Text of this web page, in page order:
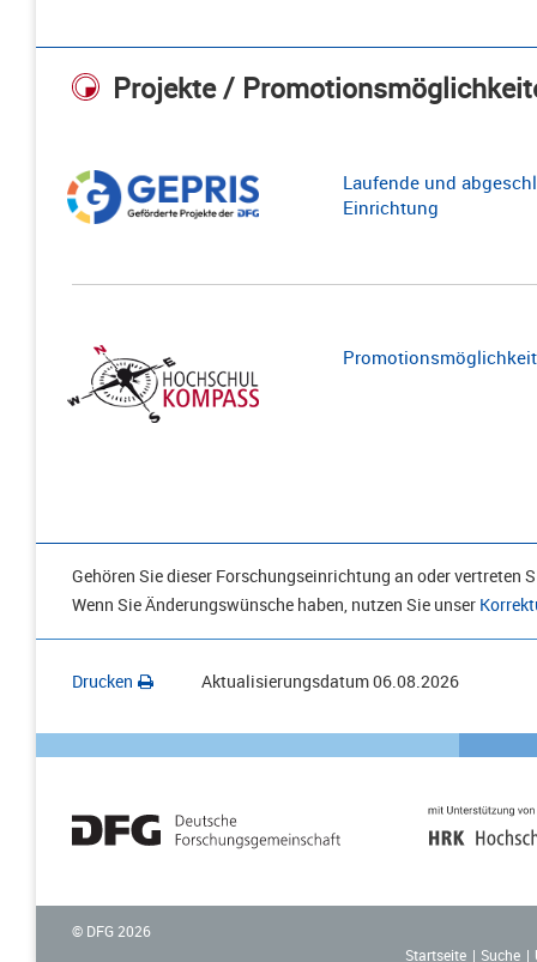
Projekte /
Laufende und
Einrichtung
Gehören Sie dieser Forschungseinrichtung an oder vertreten
Wenn Sie Änderungswünsche haben, nutzen Sie unser
Drucken Aktualisierungsdatum06.08.2026
© DFG 2026
Startseite
Suche